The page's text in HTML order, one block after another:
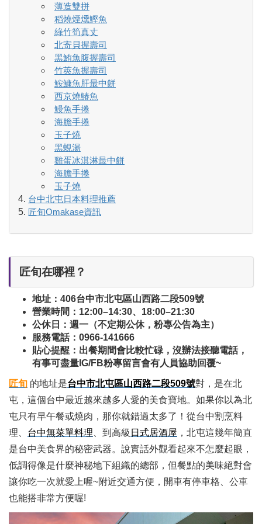
薄造雙拼
稻燒煙燻鰹魚
綠竹筍真丈
北寄貝握壽司
黑鮪魚腹握壽司
竹莢魚握壽司
鮟鱇魚肝最中餅
西京燒鰆魚
鰻魚手捲
海膽手捲
玉子燒
黑蜆湯
雞蛋冰淇淋最中餅
海膽手捲
玉子燒
台中北屯日本料理推薦
匠旬Omakase​資訊
匠旬在哪裡？
地址：406台中市北屯區山西路二段509號
營業時間：12:00–14:30、18:00–21:30
公休日：週一（不定期公休，粉專公告為主）
服務電話：0966-141666
貼心提醒：出餐期間會比較忙碌，沒辦法接聽電話，
有事可盡量IG/FB粉專留言會有人員協助回覆~
匠旬 的地址是台中市北屯區山西路二段509號對，是在北
屯，這個台中最近越來越多人愛的美食寶地。如果你以為北
屯只有早午餐或燒肉，那你就錯過太多了！從台中割烹料
理、 台中無菜單料理 、到高級 日式居酒屋 ，北屯這幾年簡直
是台中美食界的秘密武器。說實話外觀看起來不怎麼起眼，
低調得像是什麼神秘地下組織的總部，但餐點的美味絕對會
讓你吃一次就愛上喔~附近交通方便，開車有停車格、公車
也能搭非常方便喔!